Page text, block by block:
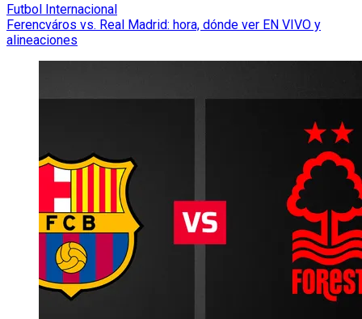
Futbol Internacional
Ferencváros vs. Real Madrid: hora, dónde ver EN VIVO y
alineaciones